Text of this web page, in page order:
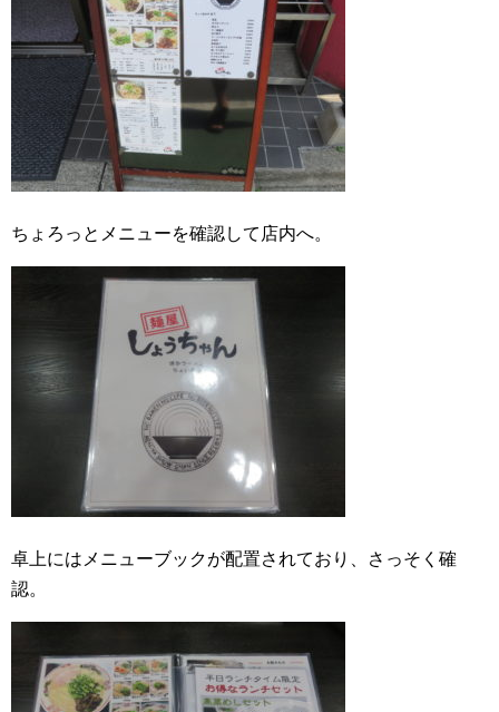
ちょろっとメニューを確認して店内へ。
卓上にはメニューブックが配置されており、さっそく確
認。